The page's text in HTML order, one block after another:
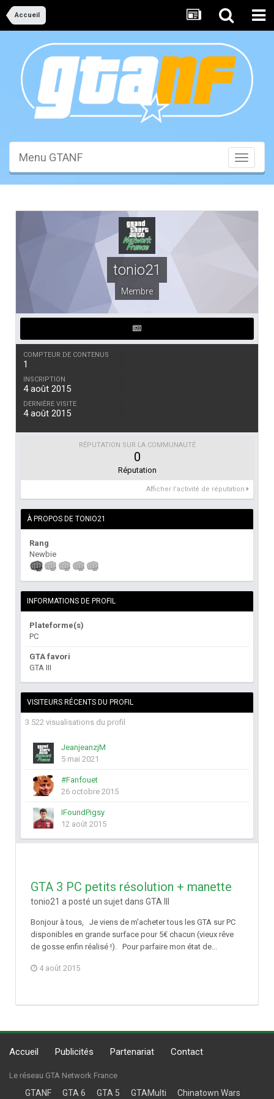
Accueil
Toggle
Menu GTANF
tonio21
Membre
COMPTEUR DE CONTENUS
1
INSCRIPTION
4 août 2015
DERNIÈRE VISITE
4 août 2015
RÉPUTATION SUR LA COMMUNAUTÉ
0
Réputation
Afficher l’activité de réputation
À PROPOS DE TONIO21
Rang
Newbie
INFORMATIONS DE PROFIL
Plateforme(s)
PC
GTA favori
GTA III
VISITEURS RÉCENTS DU PROFIL
3 522 visualisations du profil
JeanjeanzjM
5 mai 2021
#Fanfouet
26 octobre 2015
IFoundPigsy
12 août 2015
GTA 3 PC petits résolution + manette
tonio21 a posté un sujet dans GTA III
Bonjour à tous, Je viens de m'acheter tous les GTA sur PC
disponibles en grande surface pour 5€ chacun (vieux rêve
de gosse enfin réalisé !). Pour parfaire mon état de...
4 août 2015
Accueil Publicités Partenariat Contact
Le réseau GTA Network France
GTANF GTA 6 GTA 5 GTAMulti Chinatown Wars